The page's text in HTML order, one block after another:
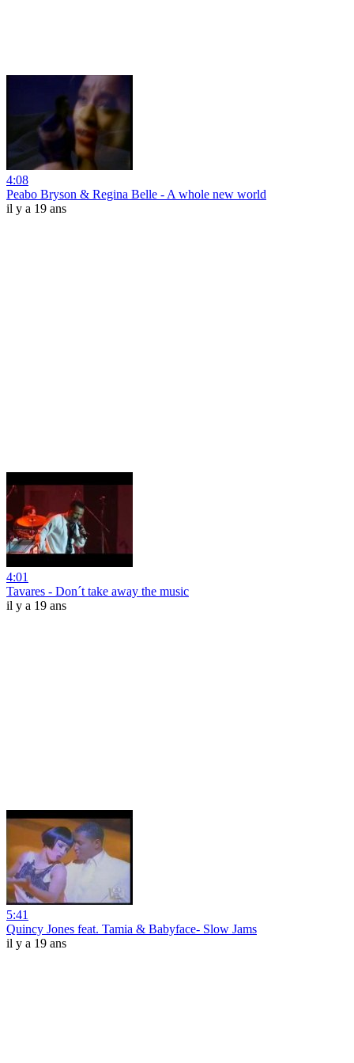
4:08
Peabo Bryson & Regina Belle - A whole new world
il y a 19 ans
4:01
Tavares - Don´t take away the music
il y a 19 ans
5:41
Quincy Jones feat. Tamia & Babyface- Slow Jams
il y a 19 ans